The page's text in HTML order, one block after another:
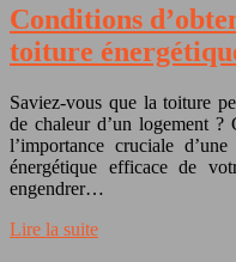
Conditions
toiture
Saviez-vous que la toiture
de chaleur d’un logement ?
l’importance cruciale
énergétique efficace de
engendrer…
Lire la suite